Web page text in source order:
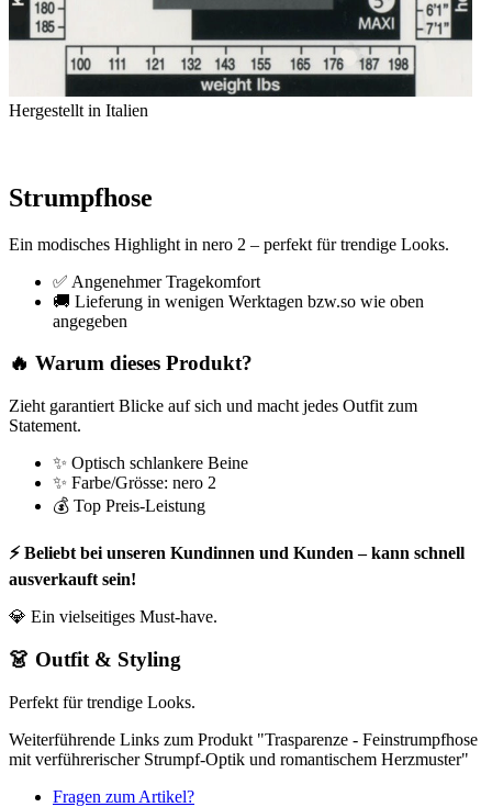
Hergestellt in Italien
Strumpfhose
Ein modisches Highlight in nero 2 – perfekt für trendige Looks.
✅ Angenehmer Tragekomfort
🚚 Lieferung in wenigen Werktagen bzw.so wie oben
angegeben
🔥 Warum dieses Produkt?
Zieht garantiert Blicke auf sich und macht jedes Outfit zum
Statement.
✨ Optisch schlankere Beine
✨ Farbe/Grösse: nero 2
💰 Top Preis-Leistung
⚡ Beliebt bei unseren Kundinnen und Kunden – kann schnell
ausverkauft sein!
💎 Ein vielseitiges Must-have.
👗 Outfit & Styling
Perfekt für trendige Looks.
Weiterführende Links zum Produkt "Trasparenze - Feinstrumpfhose
mit verführerischer Strumpf-Optik und romantischem Herzmuster"
Fragen zum Artikel?